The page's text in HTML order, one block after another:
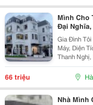
Mình Cho
Đại Nghĩa,
Gia Đình
Máy, Diện
Thanh
Bà Trưng.
Ngã Ba,
66 triệu
Nhà Mình